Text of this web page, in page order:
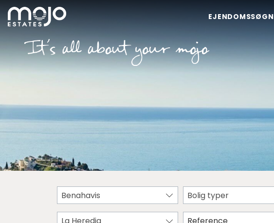
Benahavis Bolig typer